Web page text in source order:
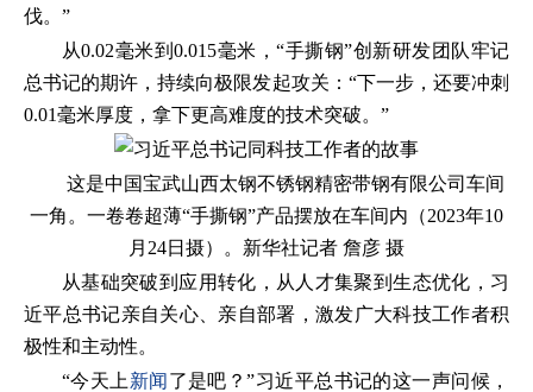
伐。”
从0.02毫米到0.015毫米，“手撕钢”创新研发团队牢记
总书记的期许，持续向极限发起攻关：“下一步，还要冲刺
0.01毫米厚度，拿下更高难度的技术突破。”
这是中国宝武山西太钢不锈钢精密带钢有限公司车间
一角。一卷卷超薄“手撕钢”产品摆放在车间内（2023年10
月24日摄）。新华社记者 詹彦 摄
从基础突破到应用转化，从人才集聚到生态优化，习
近平总书记亲自关心、亲自部署，激发广大科技工作者积
极性和主动性。
“今天上 新闻 了是吧？”习近平总书记的这一声问候，